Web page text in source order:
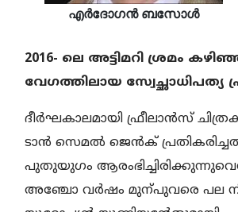
എർദോഗൻ ബസോൾ
2016- ലെ അട്ടിമറി ശ്രമം
വേഗത്തിലായ സ്വേച്ഛാധിപത്യ
ദീർഘകാലമായി ഫ്രീലാൻസ്
ടാൻ സെമൽ ജെൻക്
പുതുയുഗം
അഞ്ചോ വർഷം മുന്പുവരെ പല